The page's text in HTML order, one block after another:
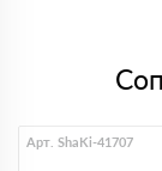
Арт. ShaKi-41707